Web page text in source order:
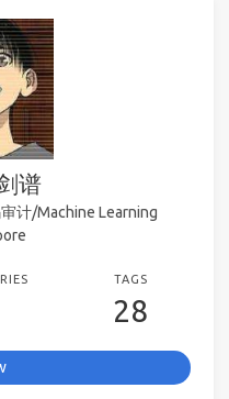
谱
计/Machine Learning
TAGS
28